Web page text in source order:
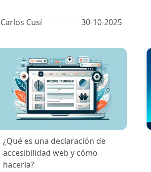
Carlos Cusí 30-10-2025
¿Qué es una declaración de
accesibilidad web y cómo
hacerla?